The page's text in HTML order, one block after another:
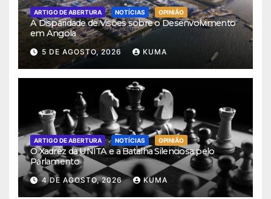
ARTIGO DE ABERTURA NOTÍCIAS OPINIÃO
A Disparidade de Visões sobre o Desenvolvimento
em Angola
5 DE AGOSTO, 2026 KUMA
ARTIGO DE ABERTURA NOTÍCIAS OPINIÃO
O Xadrez da UNITA e a Batalha Silenciosa pelo
Parlamento
4 DE AGOSTO, 2026 KUMA